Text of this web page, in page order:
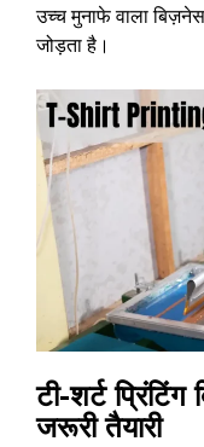
उच्च मुनाफे वाला
जोड़ता है।
टी-शर्ट
जरूरी तैयारी